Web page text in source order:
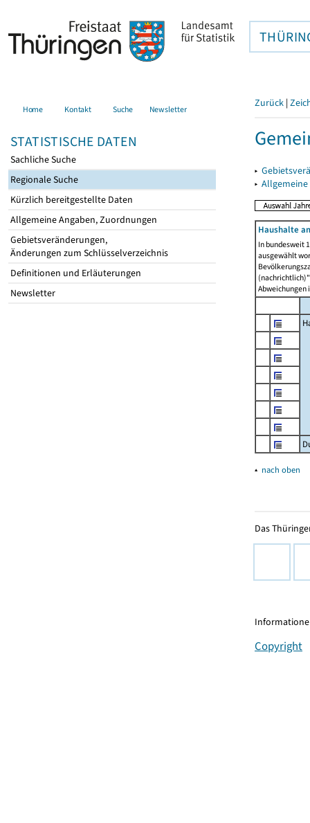
Home Kontakt Suche Newsletter
STATISTISCHE DATEN
Sachliche Suche
Regionale Suche
Kürzlich bereitgestellte Daten
Allgemeine Angaben, Zuordnungen
Gebietsveränderungen,
Änderungen zum Schlüsselverzeichnis
Definitionen und Erläuterungen
Newsletter
Zurück |
▸
▸
Haushalte
In bundesweit
ausgewählt
Abweichungen
▴ nach oben
Das
Copyright